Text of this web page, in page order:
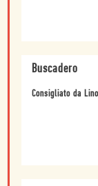
Buscadero
Consigliato da